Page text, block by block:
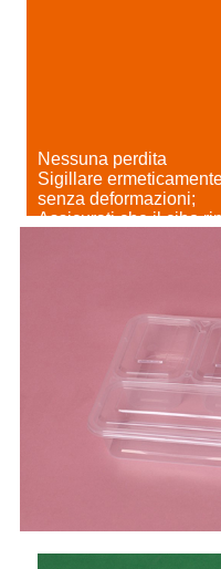
Nessuna perdita
Sigillare
senza deformazioni;
Assicurati che il cibo